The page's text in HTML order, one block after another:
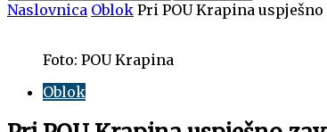
Naslovnica Oblok Pri POU Krapina
Foto: POU Krapina
Oblok